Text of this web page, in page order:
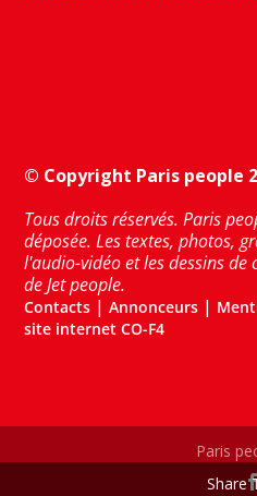
© Copyright Paris people
Tous droits réservés. Paris
déposée. Les textes, photos,
l'audio-vidéo et les dessins
de Jet people.
Contacts |Annonceurs |
site internet CO-F4
Paris
Share